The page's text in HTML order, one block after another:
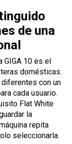
de una
GIGA 10 es el
domésticas.
con un
cada usuario.
Flat White
la
repita
seleccionarla.